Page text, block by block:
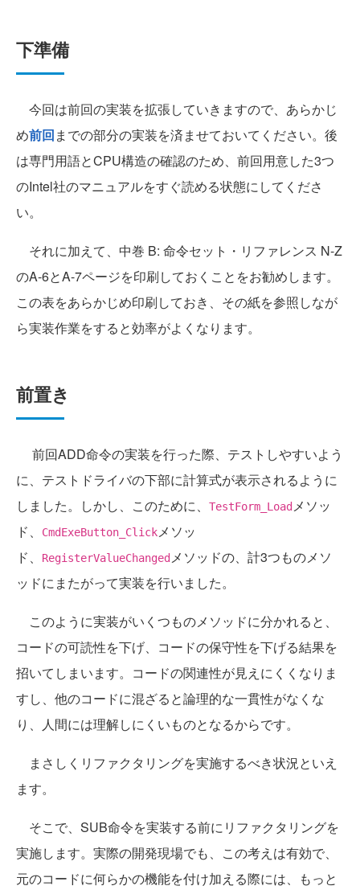
下準備
今回は前回の実装を拡張していきますので、あらかじ
め前回までの部分の実装を済ませておいてください。後
は専門用語とCPU構造の確認のため、前回用意した3つ
のIntel社のマニュアルをすぐ読める状態にしてくださ
い。
それに加えて、中巻 B: 命令セット・リファレンス N-Z
のA-6とA-7ページを印刷しておくことをお勧めします。
この表をあらかじめ印刷しておき、その紙を参照しなが
ら実装作業をすると効率がよくなります。
前置き
前回ADD命令の実装を行った際、テストしやすいよう
に、テストドライバの下部に計算式が表示されるように
しました。しかし、このために、
TestForm_Load メソッ
ド、
CmdExeButton_Clickメソッ
ド、
RegisterValueChanged メソッドの、計3つものメソ
ッドにまたがって実装を行いました。
このように実装がいくつものメソッドに分かれると、
コードの可読性を下げ、コードの保守性を下げる結果を
招いてしまいます。コードの関連性が見えにくくなりま
すし、他のコードに混ざると論理的な一貫性がなくな
り、人間には理解しにくいものとなるからです。
まさしくリファクタリングを実施するべき状況といえ
ます。
そこで、SUB命令を実装する前にリファクタリングを
実施します。実際の開発現場でも、この考えは有効で、
元のコードに何らかの機能を付け加える際には、もっと